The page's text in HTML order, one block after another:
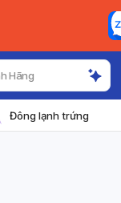
Hãng
Đông lạnh trứng